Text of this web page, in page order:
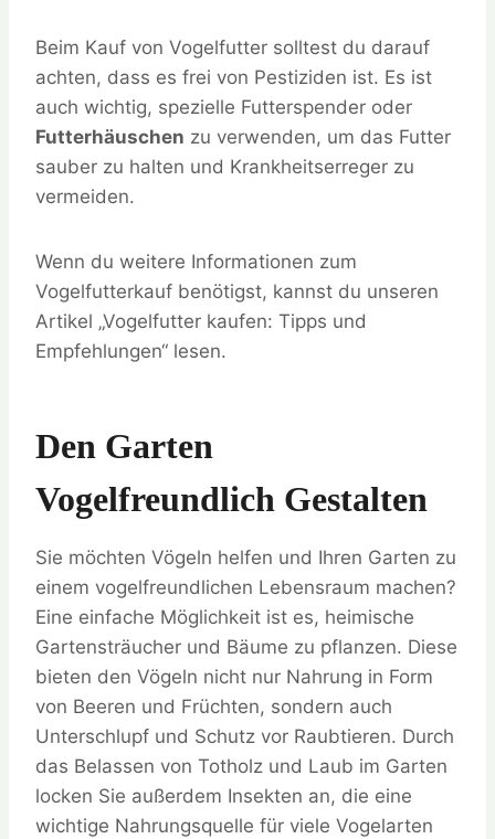
Beim Kauf von Vogelfutter solltest du darauf
achten, dass es frei von Pestiziden ist. Es ist
auch wichtig, spezielle Futterspender oder
Futterhäuschen zu verwenden, um das Futter
sauber zu halten und Krankheitserreger zu
vermeiden.
Wenn du weitere Informationen zum
Vogelfutterkauf benötigst, kannst du unseren
Artikel „Vogelfutter kaufen: Tipps und
Empfehlungen“ lesen.
Den Garten
Vogelfreundlich Gestalten
Sie möchten Vögeln helfen und Ihren Garten zu
einem vogelfreundlichen Lebensraum machen?
Eine einfache Möglichkeit ist es, heimische
Gartensträucher und Bäume zu pflanzen. Diese
bieten den Vögeln nicht nur Nahrung in Form
von Beeren und Früchten, sondern auch
Unterschlupf und Schutz vor Raubtieren. Durch
das Belassen von Totholz und Laub im Garten
locken Sie außerdem Insekten an, die eine
wichtige Nahrungsquelle für viele Vogelarten